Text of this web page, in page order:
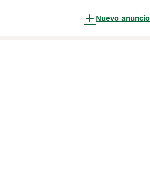
Nuevo anuncio